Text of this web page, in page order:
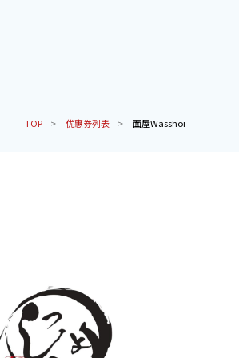
TOP 优惠券列表 面屋Wasshoi